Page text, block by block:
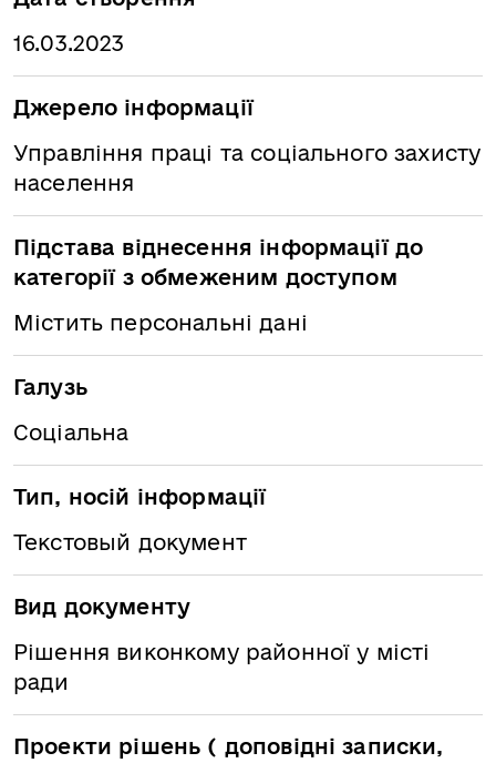
16.03.2023
Джерело інформації
Управління праці та соціального захисту
населення
Підстава віднесення інформації до
категорії з обмеженим доступом
Містить персональні дані
Галузь
Соціальна
Тип, носій інформації
Текстовый документ
Вид документу
Рішення виконкому районної у місті
ради
Проекти рішень ( доповідні записки,